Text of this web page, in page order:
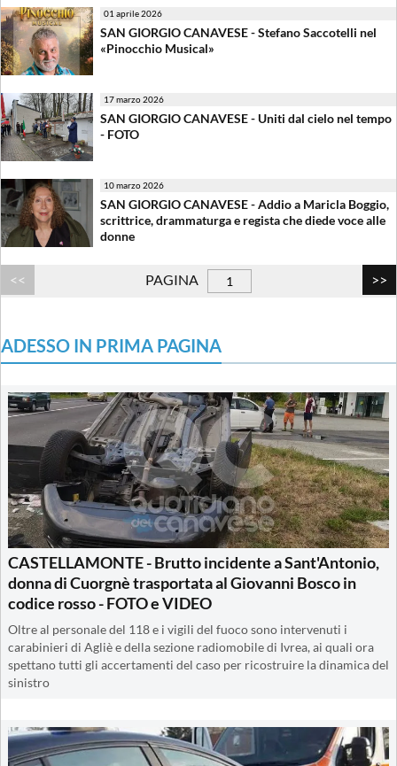
01 aprile 2026
SAN GIORGIO CANAVESE - Stefano Saccotelli nel
«Pinocchio Musical»
17 marzo 2026
SAN GIORGIO CANAVESE - Uniti dal cielo nel tempo
- FOTO
10 marzo 2026
SAN GIORGIO CANAVESE - Addio a Maricla Boggio,
scrittrice, drammaturga e regista che diede voce alle
donne
PAGINA
ADESSO IN PRIMA PAGINA
CASTELLAMONTE - Brutto incidente a Sant'Antonio,
donna di Cuorgnè trasportata al Giovanni Bosco in
codice rosso - FOTO e VIDEO
Oltre al personale del 118 e i vigili del fuoco sono intervenuti i
carabinieri di Agliè e della sezione radiomobile di Ivrea, ai quali ora
spettano tutti gli accertamenti del caso per ricostruire la dinamica del
sinistro